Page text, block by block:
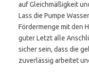
auf Gleichmäßigkeit
Lass die Pumpe
Fördermenge mit den
guter Letzt alle
sicher sein, dass die
zuverlässig arbeitet